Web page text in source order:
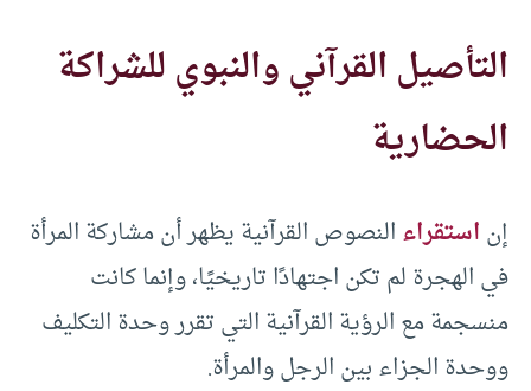
التأصيل القرآني والنبوي للشراكة
الحضارية
إناستقراءالنصوص القرآنية يظهر أن مشاركة المرأة
في الهجرة لم تكن اجتهادًا تاريخيًا، وإنما كانت
منسجمة مع الرؤية القرآنية التي تقرر وحدة التكليف
ووحدة الجزاء بين الرجل والمرأة.